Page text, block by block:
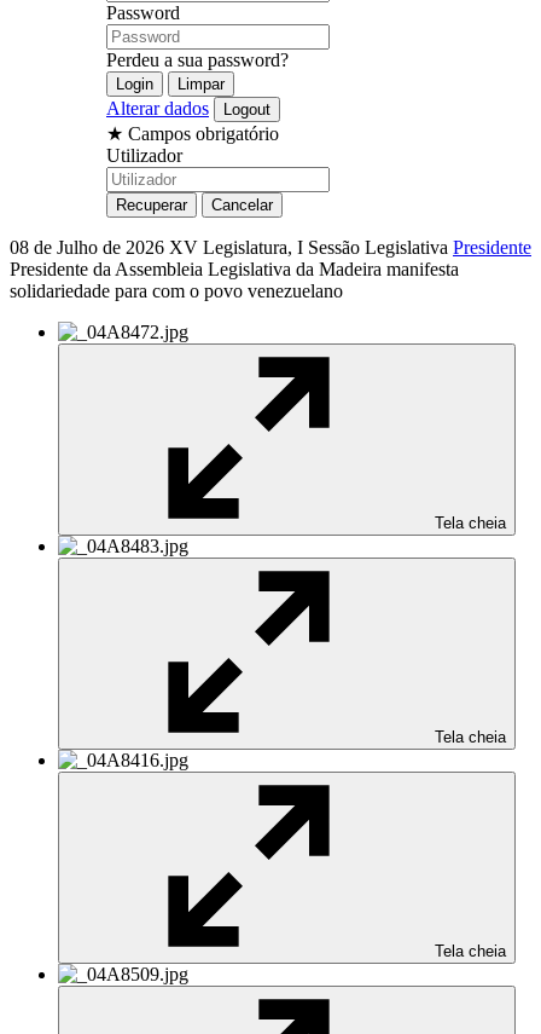
Password
Perdeu a sua password?
Alterar dados
★ Campos obrigatório
Utilizador
08 de Julho de 2026 XV Legislatura, I Sessão Legislativa Presidente
Presidente da Assembleia Legislativa da Madeira manifesta
solidariedade para com o povo venezuelano
Tela cheia
Tela cheia
Tela cheia